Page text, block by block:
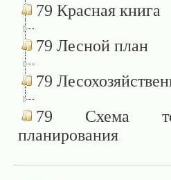
79 Красная книга
79 Лесной план
79
79 Схема
планирования